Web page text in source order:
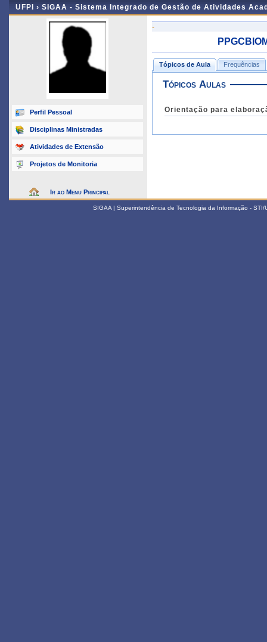
UFPI › SIGAA - Sistema Integrado de Gestão de Atividades
Perfil Pessoal
Disciplinas Ministradas
Atividades de Extensão
Projetos de Monitoria
Ir ao Menu Principal
-
Tópicos de Aula Frequências
Tópicos Aulas
Orientação para
SIGAA | Superintendência de Tecnologia da Informação -